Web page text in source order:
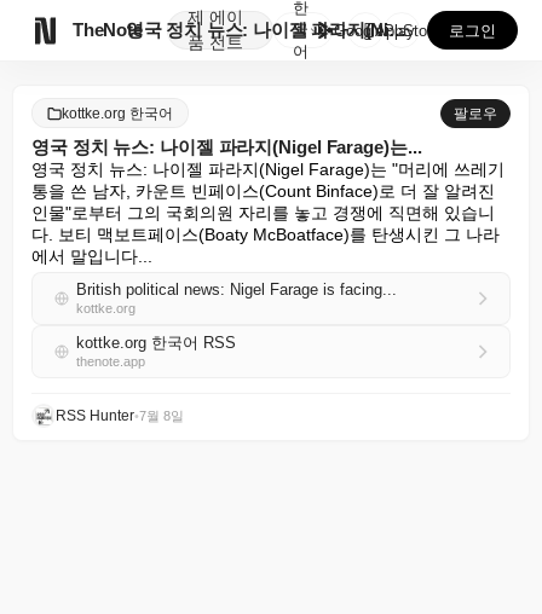
TheNote
제
품
에이
전트
영국 정치 뉴스: 나이젤 파라지(Nigel Farage...
한
국
어
GooglePlay
AppStore 로그인
kottke.org 한국어 팔로우
영국 정치 뉴스: 나이젤 파라지(Nigel Farage)는...
영국 정치 뉴스: 나이젤 파라지(Nigel Farage)는 "머리에 쓰레기
통을 쓴 남자, 카운트 빈페이스(Count Binface)로 더 잘 알려진
인물"로부터 그의 국회의원 자리를 놓고 경쟁에 직면해 있습니
다. 보티 맥보트페이스(Boaty McBoatface)를 탄생시킨 그 나라
에서 말입니다...
British political news: Nigel Farage is facing...
kottke.org
kottke.org 한국어 RSS
thenote.app
RSS Hunter•7월 8일